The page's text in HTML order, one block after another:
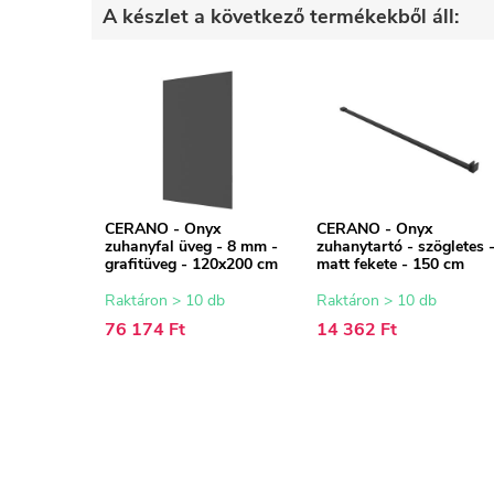
A készlet a következő termékekből áll:
CERANO - Onyx
zuhanyfal üveg - 8 mm -
grafitüveg - 120x200 cm
Raktáron > 10 db
76 174 Ft
CERANO - Onyx
zuhanytartó - szögletes -
matt fekete - 150 cm
Raktáron > 10 db
14 362 Ft